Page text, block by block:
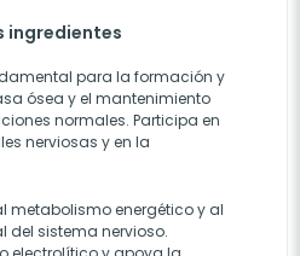
ingredientes
para la formación y
ósea y el mantenimiento
normales. Participa en
nerviosas y en la
metabolismo energético y al
sistema nervioso.